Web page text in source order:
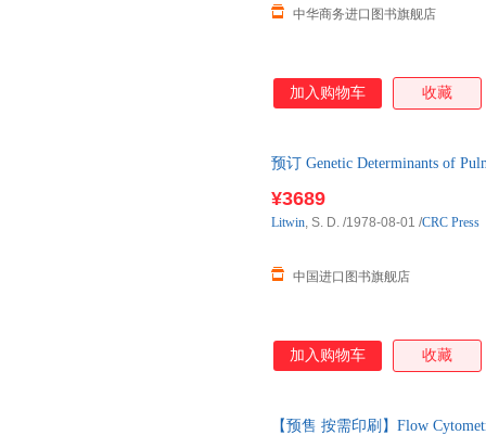
中华商务进口图书旗舰店
加入购物车 收藏
预订 Genetic Determinants of
¥3689
中国进口图书旗舰店
Litwin, S. D. /1978-08-01 /CRC Press
加入购物车 收藏
【预售 按需印刷】Flow